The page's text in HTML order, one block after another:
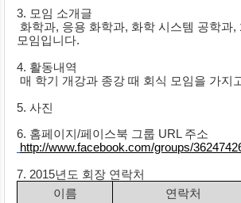
3. 모임 소개글
모임입니다.
4. 활동내역
매 학기 개강과 종강 때 회식 모임을 가지
5. 사진
6. 홈페이지/페이스북 그룹 URL 주소
http://www.facebook.com/groups/
7. 2015년도 회장 연락처
이름
연락처